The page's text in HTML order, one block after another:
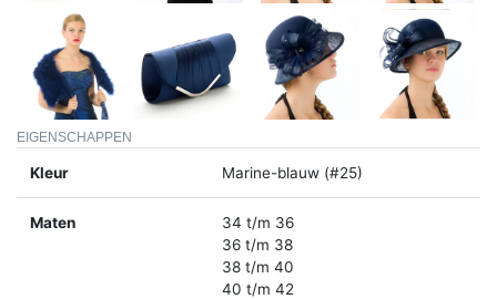
EIGENSCHAPPEN
Kleur Marine-blauw (#25)
Maten
34 t/m 36
36 t/m 38
38 t/m 40
40 t/m 42